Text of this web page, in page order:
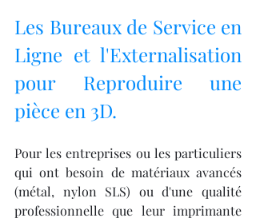
Les Bureaux de Service en
Ligne et l'Externalisation
pour Reproduire une
pièce en 3D.
Pour les entreprises ou les particuliers
qui ont besoin de matériaux avancés
(métal, nylon SLS) ou d'une qualité
professionnelle que leur imprimante